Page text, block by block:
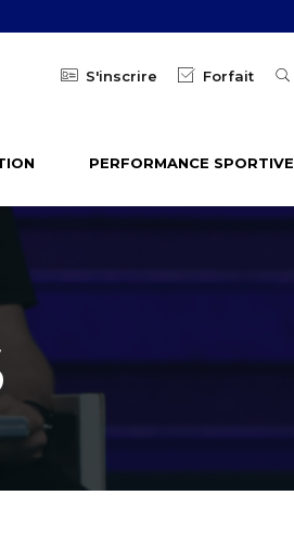
S'inscrire Forfait
PERFORMANCE SPORTIVE